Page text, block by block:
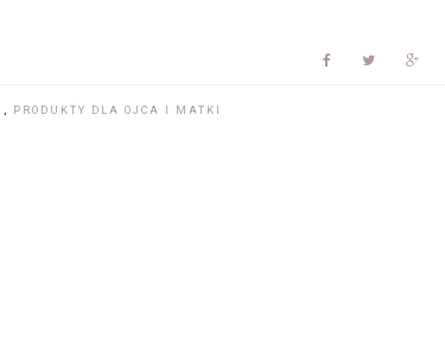
, PRODUKTY DLA OJCA I MATKI